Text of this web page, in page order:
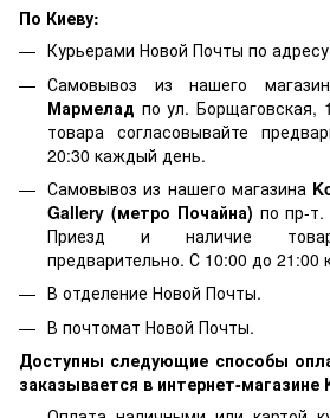
По Киеву:
Курьерами Новой Почты по
Самовывоз из нашего
Мармелад по ул. Борщаговская,
товара согласовывайте
20:30 каждый день.
Самовывоз из нашего магазина
Gallery (метро Почайна) по пр-
Приезд и наличие
предварительно. С 10:00 до 21:00
В отделение Новой Почты.
В почтомат Новой Почты.
Доступны следующие способы
заказывается в интернет-магазине